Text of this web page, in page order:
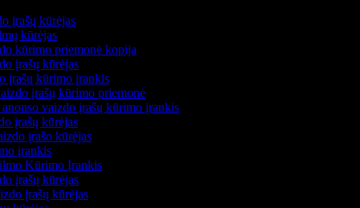
įrašų kūrėjas
kūrėjas
kūrimo priemonė kopija
įrašų kūrėjas
įrašų kūrimo įrankis
įrašų kūrimo priemonė
anonso vaizdo įrašų kūrimo įrankis
įrašų kūrėjas
įrašo kūrėjas
įrankis
Kūrimo Įrankis
įrašų kūrėjas
įrašų kūrėjas